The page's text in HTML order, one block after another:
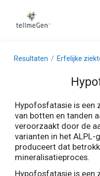
Resultaten Erfelijke
Hypofosfatasie is een
van botten en tanden
veroorzaakt door de
varianten in het ALPL-
produceert dat
mineralisatieproces.
Hypofosfatasie is een